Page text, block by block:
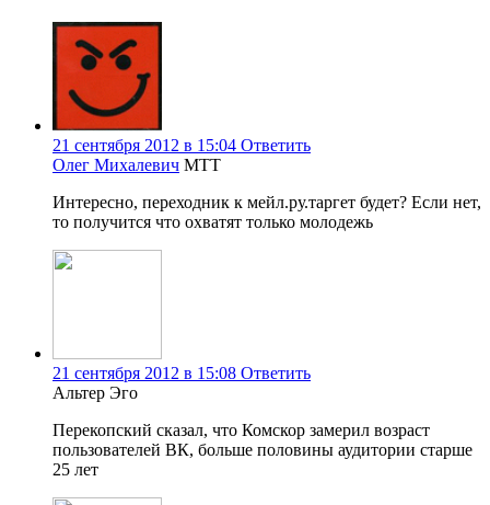
21 сентября 2012 в 15:04 Ответить
Олег Михалевич МТТ
Интересно, переходник к мейл.ру.таргет будет? Если нет,
то получится что охватят только молодежь
21 сентября 2012 в 15:08 Ответить
Альтер Эго
Перекопский сказал, что Комскор замерил возраст
пользователей ВК, больше половины аудитории старше
25 лет